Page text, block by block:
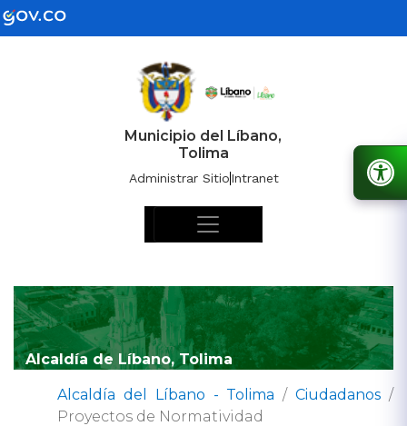
Municipio del Líbano,
Tolima
Administrar SitioIntranet
Alcaldía de Líbano, Tolima
Alcaldía del Líbano - Tolima /Ciudadanos /
Proyectos de Normatividad